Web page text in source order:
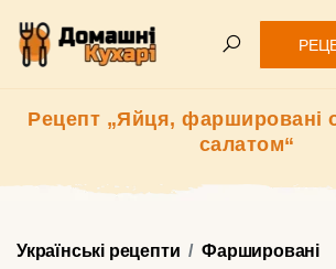
Рецепт „Яйця, фаршировані
салатом“
Українські рецепти
Фаршировані